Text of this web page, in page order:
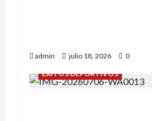
admin julio 18, 2026
0
ÉXITOS DEPORTIVOS